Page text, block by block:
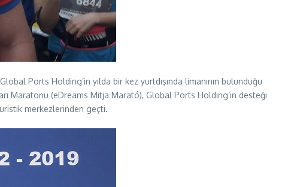
Ports Holding’in yılda bir kez yurtdışında limanının bulunduğu
Maratonu (eDreams Mitja Marató), Global Ports Holding’in desteği
merkezlerinden geçti.